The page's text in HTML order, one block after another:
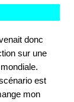
donc
sur une
est
mon